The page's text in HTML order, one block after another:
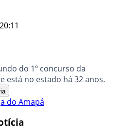
do 1º concurso da
está no estado há 32 anos.
do Amapá